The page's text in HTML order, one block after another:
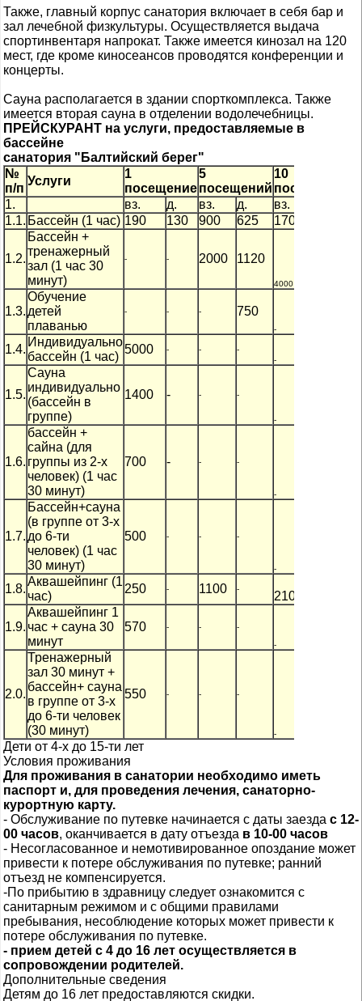
Также, главный корпус санатория включает в себя бар и
зал лечебной физкультуры. Осуществляется выдача
спортинвентаря напрокат. Также имеется кинозал на 120
мест, где кроме киносеансов проводятся конференции и
концерты.
Сауна располагается в здании спорткомплекса. Также
имеется вторая сауна в отделении водолечебницы.
ПРЕЙСКУРАНТ на услуги, предоставляемые в
бассейне
санатория "Балтийский берег"
№
п/п
Услуги
1
посещение
5
посещений
10
посещений
1.
вз. д. вз. д. вз.
1.1. Бассейн (1 час) 190 130 900 625 1700
1.2.
Бассейн +
тренажерный
зал (1 час 30
минут)
- - 2000 1120
4000
1.3.
Обучение
детей
плаванью
- - - 750
-
1.4.
Индивидуально
бассейн (1 час)
5000 - -
-
-
1.5.
Сауна
индивидуально
(бассейн в
группе)
1400 - - -
-
1.6.
бассейн +
сайна (для
группы из 2-х
человек) (1 час
30 минут)
700 - - -
-
1.7.
Бассейн+сауна
(в группе от 3-х
до 6-ти
человек) (1 час
30 минут)
500 - - -
-
1.8.
Аквашейпинг (1
час)
250 - 1100 -
2100
1.9.
Аквашейпинг 1
час + сауна 30
минут
570 - -
-
-
2.0.
Тренажерный
зал 30 минут +
бассейн+ сауна
в группе от 3-х
до 6-ти человек
(30 минут)
550 - - -
-
Дети от 4-х до 15-ти лет
Условия проживания
Для проживания в санатории необходимо иметь
паспорт и, для проведения лечения, санаторно-
курортную карту.
- Обслуживание по путевке начинается с даты заезда с 12-
00 часов, оканчивается в дату отъезда в 10-00 часов
- Несогласованное и немотивированное опоздание может
привести к потере обслуживания по путевке; ранний
отъезд не компенсируется.
-По прибытию в здравницу следует ознакомится с
санитарным режимом и с общими правилами
пребывания, несоблюдение которых может привести к
потере обслуживания по путевке.
- прием детей с 4 до 16 лет осуществляется в
сопровождении родителей.
Дополнительные сведения
Детям до 16 лет предоставляются скидки.